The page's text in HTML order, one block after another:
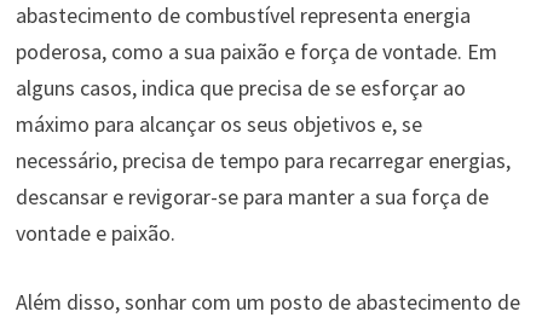
abastecimento de combustível representa energia
poderosa, como a sua paixão e força de vontade. Em
alguns casos, indica que precisa de se esforçar ao
máximo para alcançar os seus objetivos e, se
necessário, precisa de tempo para recarregar energias,
descansar e revigorar-se para manter a sua força de
vontade e paixão.
Além disso, sonhar com um posto de abastecimento de